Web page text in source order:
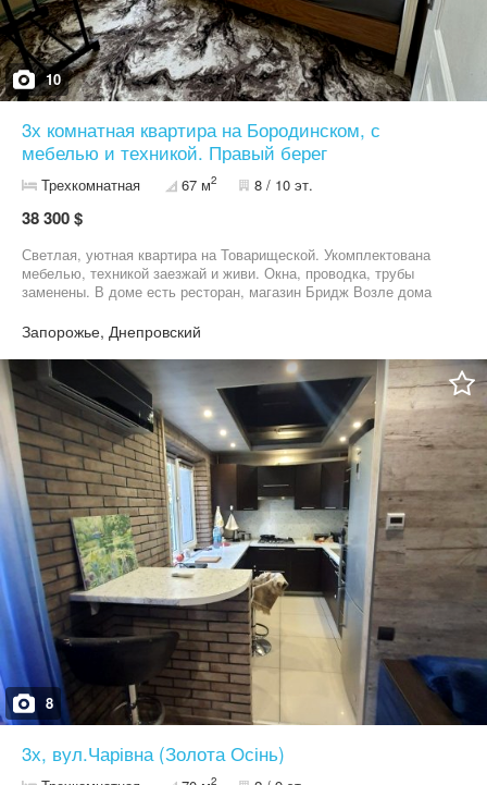
10
3х комнатная квартира на Бородинском, с
мебелью и техникой. Правый берег
Трехкомнатная 67 м2 8 / 10 эт.
38 300 $
Светлая, уютная квартира на Товарищеской. Укомплектована
мебелью, техникой заезжай и живи. Окна, проводка, трубы
заменены. В доме есть ресторан, магазин Бридж Возле дома
сад, автостоянка, остановка транспорта. Цена указана за
наличные Можно купить по сертификату, ваучеру
Запорожье, Днепровский
8
3х, вул.Чарівна (Золота Осінь)
2